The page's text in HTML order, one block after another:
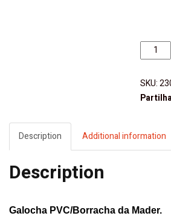
Galocha
PVC/
-
Mader
SKU:
Description Additional information
Description
Galocha PVC/Borracha da Mader.